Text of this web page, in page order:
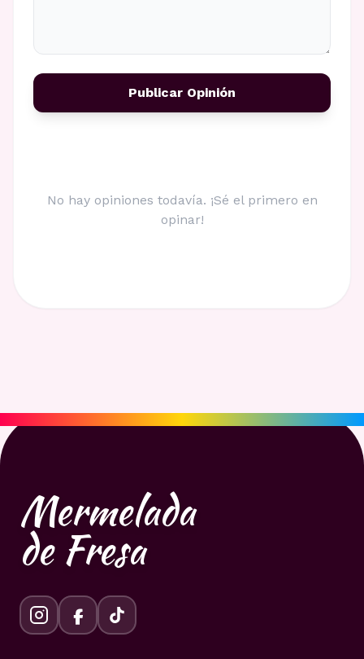
Publicar Opinión
No hay opiniones todavía. ¡Sé el primero en
opinar!
Mermelada
de Fresa